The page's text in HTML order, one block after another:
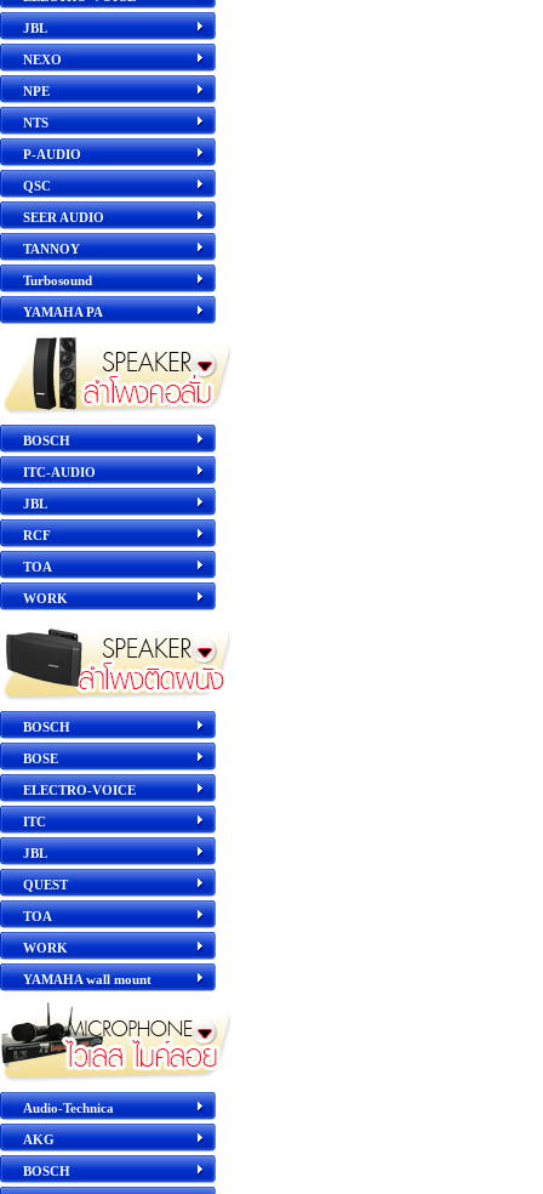
JBL
NEXO
NPE
NTS
P-AUDIO
QSC
SEER AUDIO
TANNOY
Turbosound
YAMAHA PA
BOSCH
ITC-AUDIO
JBL
RCF
TOA
WORK
BOSCH
BOSE
ELECTRO-VOICE
ITC
JBL
QUEST
TOA
WORK
YAMAHA wall mount
Audio-Technica
AKG
BOSCH